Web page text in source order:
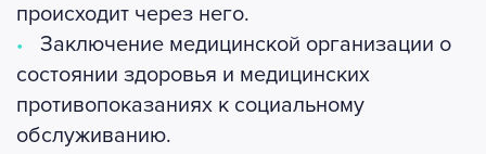
происходит через него.
Заключение медицинской организации о
состоянии здоровья и медицинских
противопоказаниях к социальному
обслуживанию.